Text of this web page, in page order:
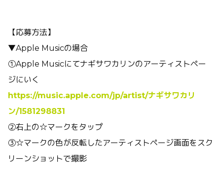
【応募方法】
▼Apple Musicの場合
①Apple Musicにてナギサワカリンのアーティストペー
ジにいく
https://music.apple.com/jp/artist/ナギサワカリ
ン/1581298831
②右上の☆マークをタップ
③☆マークの色が反転したアーティストページ画面をスク
リーンショットで撮影